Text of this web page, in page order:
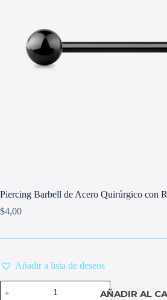
Piercing Barbell de Acero Quirúrgico con
$4,00
Añadir a lista de deseos
Piercing
Barbell
AÑADIR AL